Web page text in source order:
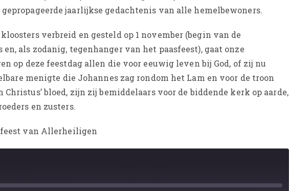
jaarlijkse gedachtenis van alle hemelbewoners.
verbreid en gesteld op 1 november (begin van de
als zodanig, tegenhanger van het paasfeest), gaat onze
deze feestdag allen die voor eeuwig leven bij God, of zij nu
menigte die Johannes zag rondom het Lam en voor de troon
bloed, zijn zij bemiddelaars voor de biddende kerk op aarde,
en zusters.
van Allerheiligen